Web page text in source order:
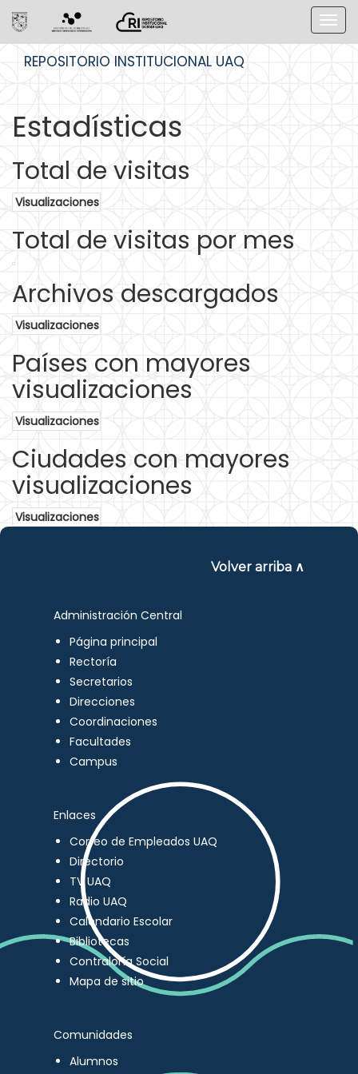
REPOSITORIO INSTITUCIONAL UAQ
Estadísticas
Total de visitas
Visualizaciones
Total de visitas por mes
Archivos descargados
Visualizaciones
Países con mayores
visualizaciones
Visualizaciones
Ciudades con mayores
visualizaciones
Visualizaciones
Volver arriba ∧
Administración Central
Página principal
Rectoría
Secretarios
Direcciones
Coordinaciones
Facultades
Campus
Enlaces
Correo de Empleados UAQ
Directorio
TV UAQ
Radio UAQ
Calendario Escolar
Bibliotecas
Contraloría Social
Mapa de sitio
Comunidades
Alumnos